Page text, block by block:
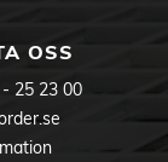
OSS
25 23 00